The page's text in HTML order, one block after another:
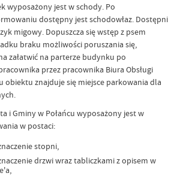
wyposażony jest w schody. Po
dostępny jest schodowłaz. Dostępni
migowy. Dopuszcza się wstęp z psem
braku możliwości poruszania się,
załatwić na parterze budynku po
przez pracownika Biura Obsługi
obiektu znajduje się miejsce parkowania dla
i Gminy w Połańcu wyposażony jest w
w postaci:
stopni,
drzwi wraz tabliczkami z opisem w